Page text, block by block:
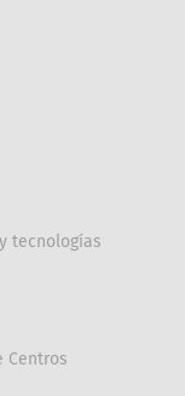
tecnologías
Centros